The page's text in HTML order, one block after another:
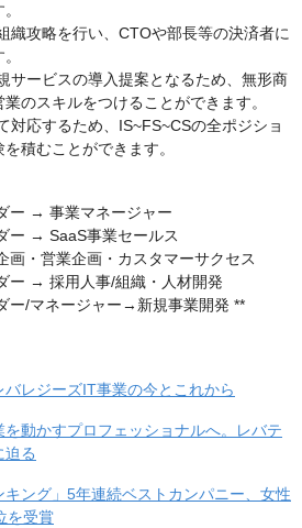
攻略を行い、CTOや部長等の決済者に
ービスの導入提案となるため、無形商
のスキルをつけることができます。
応するため、IS~FS~CSの全ポジショ
積むことができます。
ー → 事業マネージャー
ー → SaaS事業セールス
・営業企画・カスタマーサクセス
ー → 採用人事/組織・人材開発
ー/マネージャー→新規事業開発 **
バレジーズIT事業の今とこれから
動かすプロフェッショナルへ。レバテ
迫る
キング」5年連続ベストカンパニー、女性
を受賞